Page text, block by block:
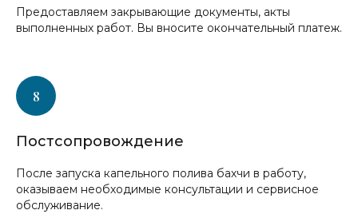
Предоставляем закрывающие документы, акты
выполненных работ. Вы вносите окончательный платеж.
Постсопровождение
После запуска капельного полива бахчи в работу,
оказываем необходимые консультации и сервисное
обслуживание.